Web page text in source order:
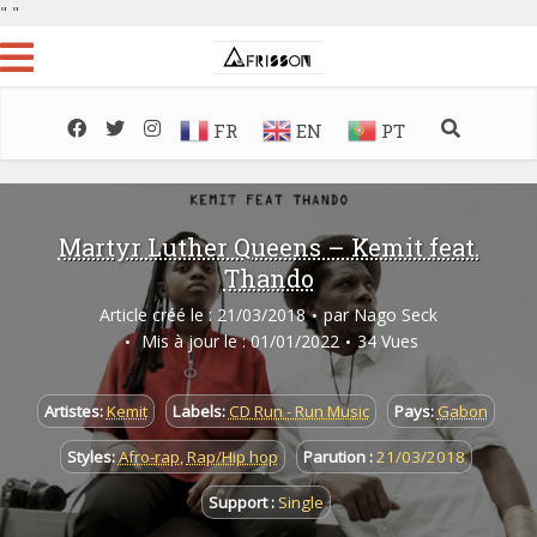
" "
FR EN PT
Martyr Luther Queens – Kemit feat.
Thando
Article créé le : 21/03/2018 par Nago Seck
Mis à jour le : 01/01/2022
34 Vues
Artistes:Kemit Labels:CD Run - Run Music Pays:Gabon
Styles:Afro-rap,Rap/Hip hop Parution :21/03/2018
Support : Single